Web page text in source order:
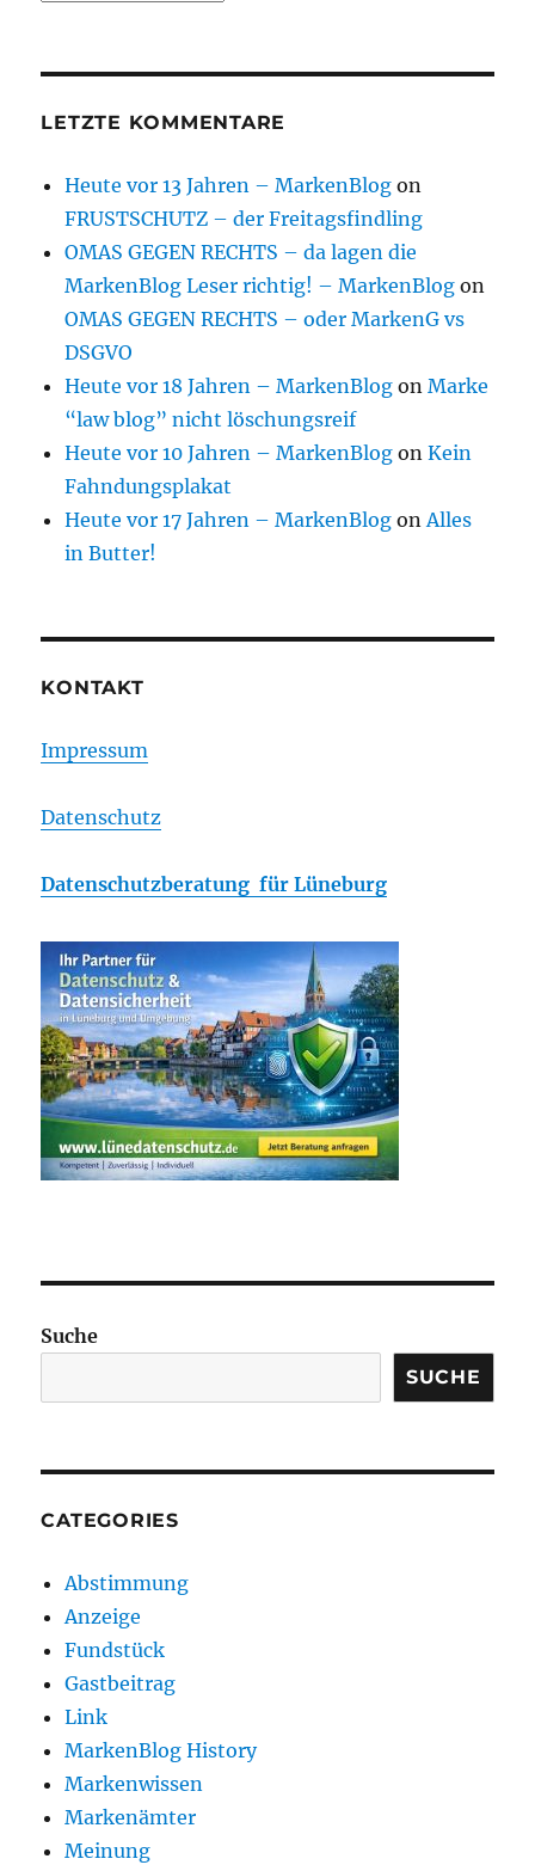
LETZTE KOMMENTARE
Heute vor 13 Jahren – MarkenBlog on
FRUSTSCHUTZ – der Freitagsfindling
OMAS GEGEN RECHTS – da lagen die
MarkenBlog Leser richtig! – MarkenBlog on
OMAS GEGEN RECHTS – oder MarkenG vs
DSGVO
Heute vor 18 Jahren – MarkenBlog onMarke
“law blog” nicht löschungsreif
Heute vor 10 Jahren – MarkenBlog onKein
Fahndungsplakat
Heute vor 17 Jahren – MarkenBlog onAlles
in Butter!
KONTAKT
Impressum
Datenschutz
Datenschutzberatung für Lüneburg
Suche
SUCHE
CATEGORIES
Abstimmung
Anzeige
Fundstück
Gastbeitrag
Link
MarkenBlog History
Markenwissen
Markenämter
Meinung